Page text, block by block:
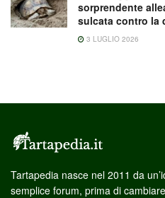
sorprendente
sulcata contro la
3 LUGLIO 2026
Tartapedia nasce nel 2011 da
semplice forum, prima di